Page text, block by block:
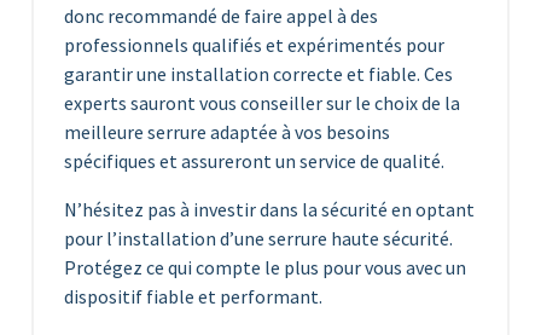
donc recommandé de faire appel à des
professionnels qualifiés et expérimentés pour
garantir une installation correcte et fiable. Ces
experts sauront vous conseiller sur le choix de la
meilleure serrure adaptée à vos besoins
spécifiques et assureront un service de qualité.
N’hésitez pas à investir dans la sécurité en optant
pour l’installation d’une serrure haute sécurité.
Protégez ce qui compte le plus pour vous avec un
dispositif fiable et performant.